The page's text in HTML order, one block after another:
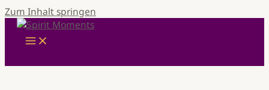
Zum Inhalt springen